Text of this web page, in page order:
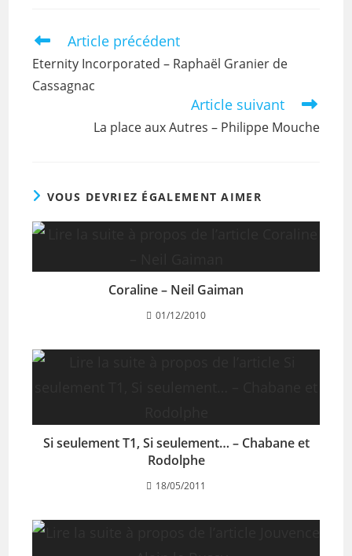
Article précédent
Eternity Incorporated – Raphaël Granier de
Cassagnac
Article suivant
La place aux Autres – Philippe Mouche
VOUS DEVRIEZ ÉGALEMENT AIMER
Coraline – Neil Gaiman
01/12/2010
Si seulement T1, Si seulement… – Chabane et
Rodolphe
18/05/2011